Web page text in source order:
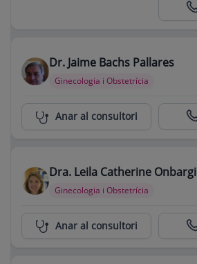
Dr. Jaime Bachs Pallares
Ginecologia i Obstetrícia
Consultori Jaime Bachs Pallares
Anar al consultori
Dra. Leila Catherine Onbargi
Ginecologia i Obstetrícia
Centro Médico Teknon
Anar al consultori